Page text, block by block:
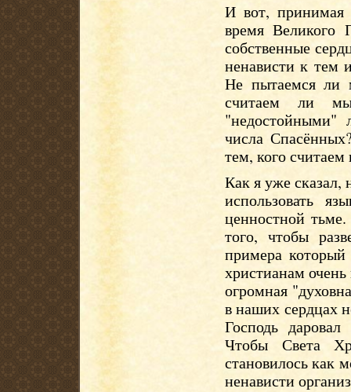
И вот, принимая
время Великого
собственные
ненависти к
Не пытаемся ли
считаем ли
"недостойными"
числа
тем, кого
Как я уже сказал,
использовать
ценностной
того, чтобы
примера
христианам
огромная
в наших сердцах
Господь
Чтобы Света
становилось как
ненависти